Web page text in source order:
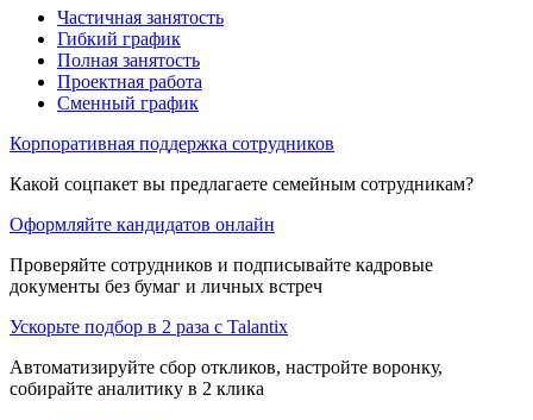
Частичная занятость
Гибкий график
Полная занятость
Проектная работа
Сменный график
Корпоративная поддержка сотрудников
Какой соцпакет вы предлагаете семейным сотрудникам?
Оформляйте кандидатов онлайн
Проверяйте сотрудников и подписывайте кадровые
документы без бумаг и личных встреч
Ускорьте подбор в 2 раза с Talantix
Автоматизируйте сбор откликов, настройте воронку,
собирайте аналитику в 2 клика